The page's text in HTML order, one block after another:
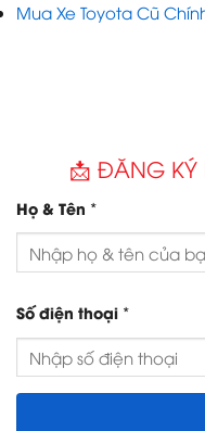
Mua Xe Toyota Cũ
📩 ĐĂNG KÝ
Họ & Tên *
Số điện thoại *